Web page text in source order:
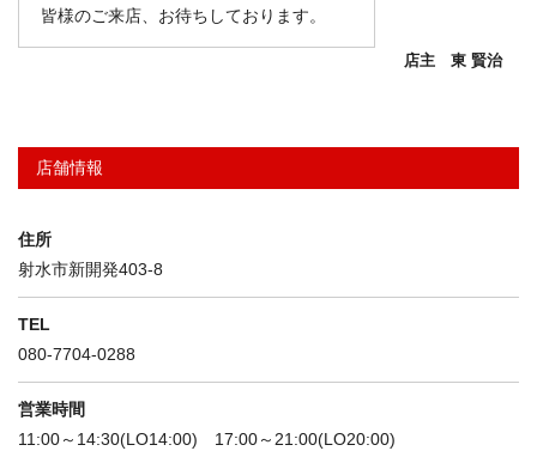
皆様のご来店、お待ちしております。
店主 東 賢治
店舗情報
住所
射水市新開発403-8
TEL
080-7704-0288
営業時間
11:00～14:30(LO14:00) 17:00～21:00(LO20:00)